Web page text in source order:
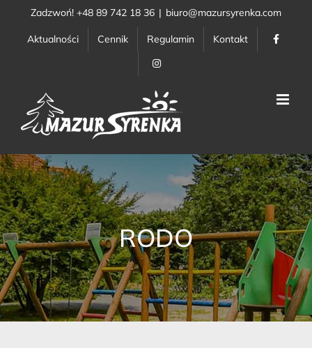
PrzejdźZadzwoń! +48 89 742 18 36 | biuro@mazursyrenka.com
Aktualności Cennik Regulamin Kontakt
RODO